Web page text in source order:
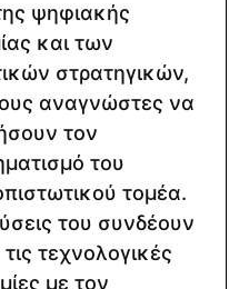
ψηφιακής
και των
στρατηγικών,
αναγνώστες να
τον
του
τομέα.
του συνδέουν
τεχνολογικές
με τον